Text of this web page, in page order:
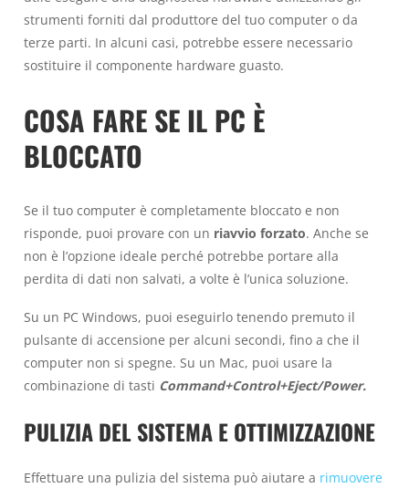
strumenti forniti dal produttore del tuo computer o da
terze parti. In alcuni casi, potrebbe essere necessario
sostituire il componente hardware guasto.
COSA FARE SE IL PC È
BLOCCATO
Se il tuo computer è completamente bloccato e non
risponde, puoi provare con un riavvio forzato. Anche se
non è l’opzione ideale perché potrebbe portare alla
perdita di dati non salvati, a volte è l’unica soluzione.
Su un PC Windows, puoi eseguirlo tenendo premuto il
pulsante di accensione per alcuni secondi, fino a che il
computer non si spegne. Su un Mac, puoi usare la
combinazione di tasti Command+Control+Eject/Power.
PULIZIA DEL SISTEMA E OTTIMIZZAZIONE
Effettuare una pulizia del sistema può aiutare a rimuovere